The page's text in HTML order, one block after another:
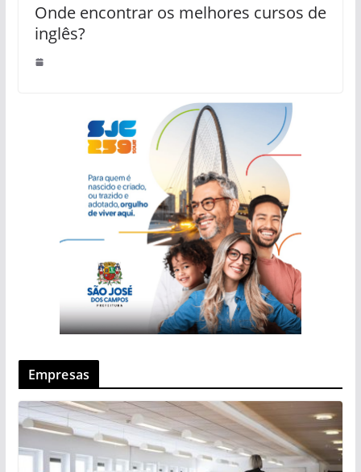
Onde encontrar os melhores cursos de
inglês?
Empresas